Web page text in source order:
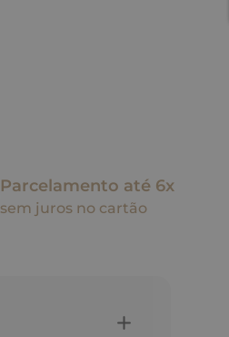
Parcelamento até 6x
sem juros no cartão